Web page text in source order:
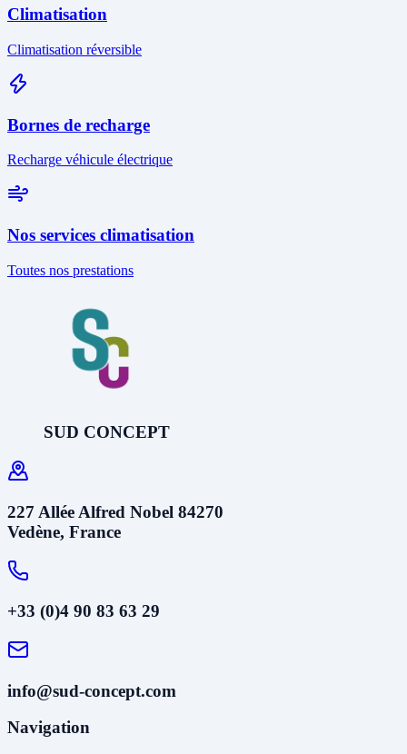
Climatisation
Climatisation réversible
Bornes de recharge
Recharge véhicule électrique
Nos services climatisation
Toutes nos prestations
SUD CONCEPT
227 Allée Alfred Nobel 84270
Vedène, France
+33 (0)4 90 83 63 29
info@sud-concept.com
Navigation